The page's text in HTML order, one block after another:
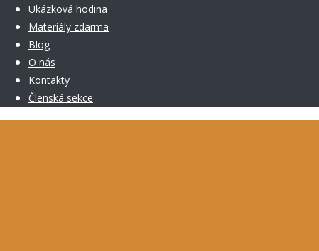
Ukázková hodina
Materiály zdarma
Blog
O nás
Kontakty
Členská sekce